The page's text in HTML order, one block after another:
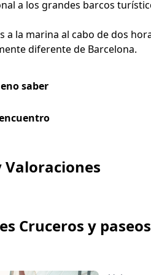
a los grandes barcos
a la marina al cabo de dos
diferente de Barcelona.
saber
vela y la parada para nadar
toalla, protector solar,
en el mar pueden ser
posible que te pierdas la
Valoraciones
Cruceros y